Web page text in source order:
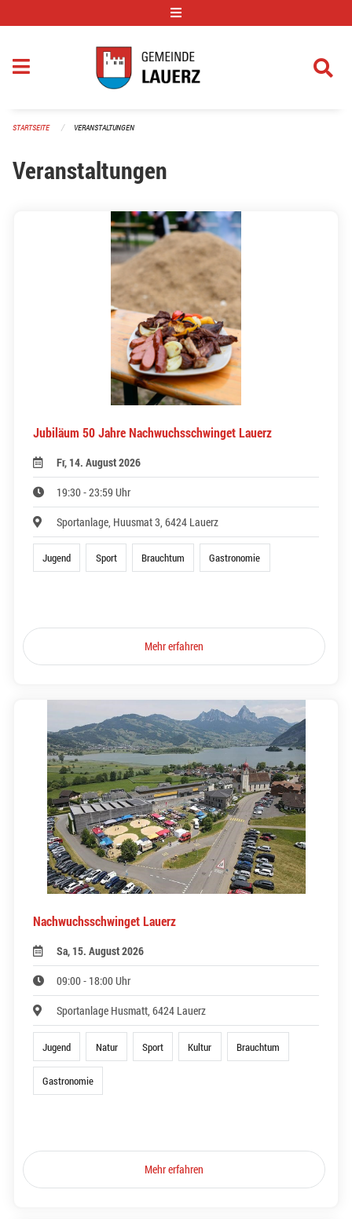
STARTSEITE VERANSTALTUNGEN
Veranstaltungen
Jubiläum 50 Jahre Nachwuchsschwinget Lauerz
Fr, 14. August 2026
19:30 - 23:59 Uhr
Sportanlage, Huusmat 3, 6424 Lauerz
Jugend Sport Brauchtum Gastronomie
Mehr erfahren
Nachwuchsschwinget Lauerz
Sa, 15. August 2026
09:00 - 18:00 Uhr
Sportanlage Husmatt, 6424 Lauerz
Jugend Natur Sport Kultur Brauchtum
Gastronomie
Mehr erfahren